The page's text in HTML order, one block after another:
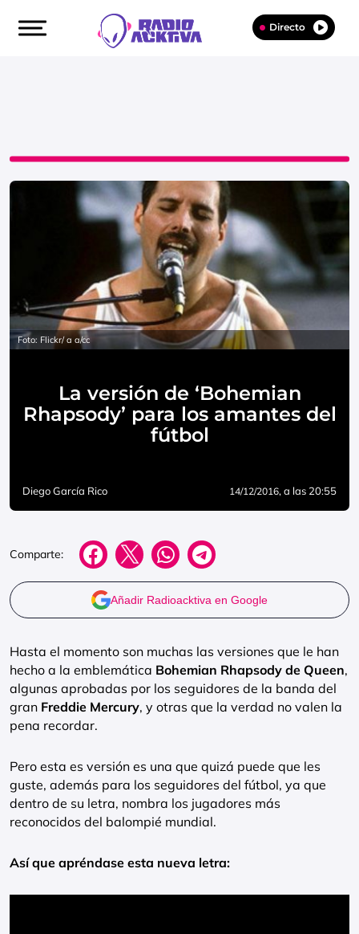
Directo
Foto: Flickr/ a a/cc
La versión de ‘Bohemian
Rhapsody’ para los amantes del
fútbol
Diego García Rico 14/12/2016, a las 20:55
Comparte:
Añadir Radioacktiva en Google
Hasta el momento son muchas las versiones que le han
hecho a la emblemática Bohemian Rhapsody de Queen,
algunas aprobadas por los seguidores de la banda del
gran Freddie Mercury, y otras que la verdad no valen la
pena recordar.
Pero esta es versión es una que quizá puede que les
guste, además para los seguidores del fútbol, ya que
dentro de su letra, nombra los jugadores más
reconocidos del balompié mundial.
Así que apréndase esta nueva letra: